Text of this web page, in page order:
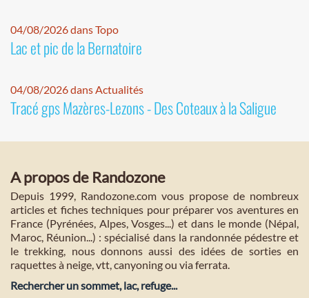
04/08/2026 dans Topo
Lac et pic de la Bernatoire
04/08/2026 dans Actualités
Tracé gps Mazères-Lezons - Des Coteaux à la Saligue
A propos de Randozone
Depuis 1999, Randozone.com vous propose de nombreux
articles et fiches techniques pour préparer vos aventures en
France (Pyrénées, Alpes, Vosges...) et dans le monde (Népal,
Maroc, Réunion...) : spécialisé dans la randonnée pédestre et
le trekking, nous donnons aussi des idées de sorties en
raquettes à neige, vtt, canyoning ou via ferrata.
Rechercher un sommet, lac, refuge...